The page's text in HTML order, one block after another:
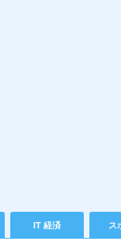
IT 経済 ス